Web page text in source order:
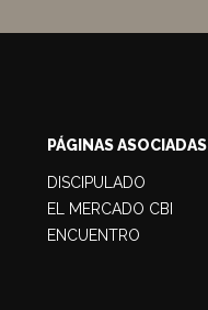
PÁGINAS ASOCIADAS
DISCIPULADO
EL MERCADO CBI
ENCUENTRO